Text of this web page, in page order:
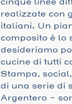
realizzate con
italiani. Un
composito è lo
desideriamo
cucine di tutti
Stampa,
di una serie di
Argentero -